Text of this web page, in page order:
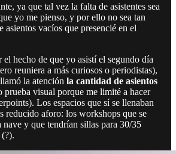
ya que tal vez la falta de asistentes sea
yo me pienso, y por ello no sea tan
asientos vacíos que presencié en el
el hecho de que yo asistí el segundo día
reuniera a más curiosos o periodistas),
la atención la cantidad de asientos
prueba visual porque me limité a hacer
Los espacios que sí se llenaban
reducido aforo: los workshops que se
nave y que tendrían sillas para 30/35